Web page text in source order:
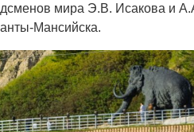
мира Э.В. Исакова и
Мансийска.